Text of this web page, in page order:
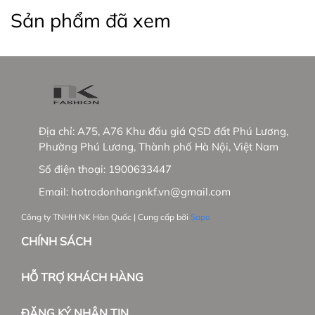
Việt Nam và mở rộng thị trường Hàn Quốc.
#thoitrangnu #UKFashion #somicongso #aosomi
#somingantay #somicongso #aococtaynu
#somicoctay #sominutrang #sominungantay
#aosomicaocap #aomoi #aosomink #sominugiare
#sominuhanquoc #somitayngan #somiunisex
#somibasic #aosomi #somikieu #somigiare
#somicoctaynu #somidep #sominudep
#somitayngan #somitrang #somiformrong
Sản phẩm đã xem
Địa chỉ: A75, A76 Khu đấu giá QSD đất Phú Lương,
Phường Phú Lương, Thành phố Hà Nội, Việt Nam
Số điện thoại: 1900633447
Email: hotrodonhangnkf.vn@gmail.com
Công ty TNHH NK Hàn Quốc | Cung cấp bởi Sapo
CHÍNH SÁCH
HỖ TRỢ KHÁCH HÀNG